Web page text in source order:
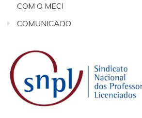
COM O MECI
COMUNICADO